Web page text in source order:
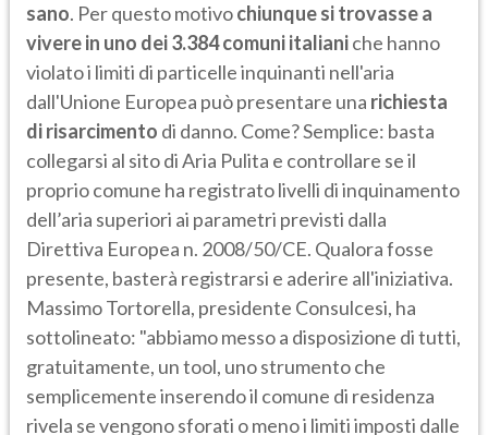
sano. Per questo motivochiunque si trovasse a
vivere in uno dei 3.384 comuni italianiche hanno
violato i limiti di particelle inquinanti nell'aria
dall'Unione Europea può presentare una richiesta
di risarcimento di danno. Come? Semplice: basta
collegarsi al sito di Aria Pulita e controllare se il
proprio comune ha registrato livelli di inquinamento
dell’aria superiori ai parametri previsti dalla
Direttiva Europea n. 2008/50/CE. Qualora fosse
presente, basterà registrarsi e aderire all'iniziativa.
Massimo Tortorella, presidente Consulcesi, ha
sottolineato: "abbiamo messo a disposizione di tutti,
gratuitamente, un tool, uno strumento che
semplicemente inserendo il comune di residenza
rivela se vengono sforati o meno i limiti imposti dalle